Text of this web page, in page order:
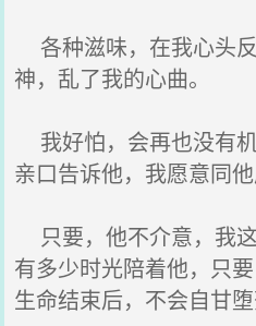
各种滋味，在我心头
神，乱了我的心曲。
我好怕，会再也没有
亲口告诉他，我愿意同他
只要，他不介意，我
有多少时光陪着他，只
生命结束后，不会自甘